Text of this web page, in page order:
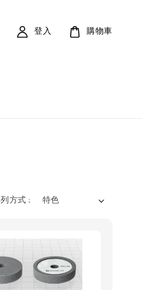
登入 購物車
方式 :